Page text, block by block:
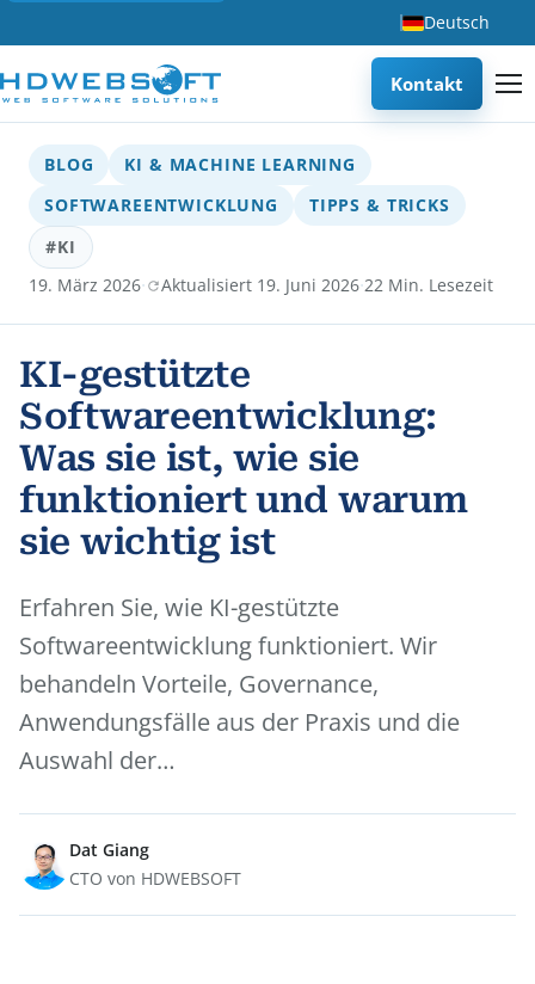
Deutsch
Kontakt
BLOG
KI & MACHINE LEARNING
SOFTWAREENTWICKLUNG
TIPPS & TRICKS
#KI
19. März 2026· Aktualisiert 19. Juni 2026·22 Min. Lesezeit
KI-gestützte
Softwareentwicklung:
Was sie ist, wie sie
funktioniert und warum
sie wichtig ist
Erfahren Sie, wie KI-gestützte
Softwareentwicklung funktioniert. Wir
behandeln Vorteile, Governance,
Anwendungsfälle aus der Praxis und die
Auswahl der…
Dat Giang
CTO von HDWEBSOFT